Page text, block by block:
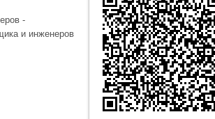
-
и инженеров